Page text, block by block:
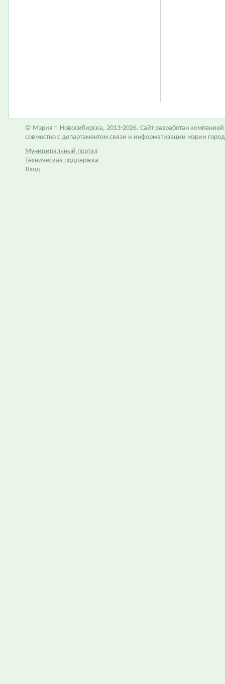
© Мэрия г. Новосибирска, 2013-2026. Сайт разработан компанией
совместно с департаментом связи и информатизации мэрии
Муниципальный портал
Техническая поддержка
Вход